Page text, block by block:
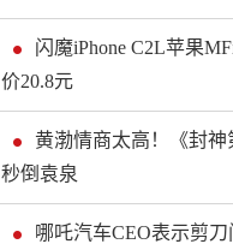
闪魔iPhone C2L苹果
价20.8元
黄渤情商太高！《封神
秒倒袁泉
哪吒汽车CEO表示剪